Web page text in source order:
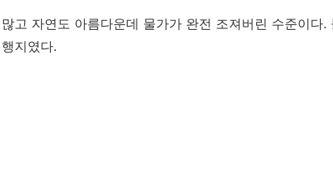
고 자연도 아름다운데 물가가 완전 조져버린 수준이다
지였다.